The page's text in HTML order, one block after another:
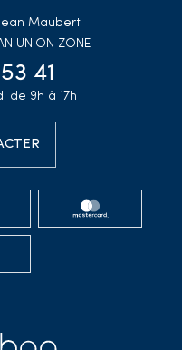
Maubert
UNION ZONE
41
de 9h à 17h